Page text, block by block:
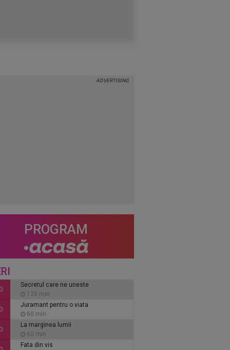
PROGRAM
Secretul care ne uneste
120 min
Juramant pentru o viata
60 min
La marginea lumii
60 min
Fata din vis